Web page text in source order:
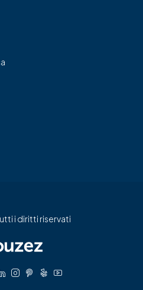
i diritti riservati